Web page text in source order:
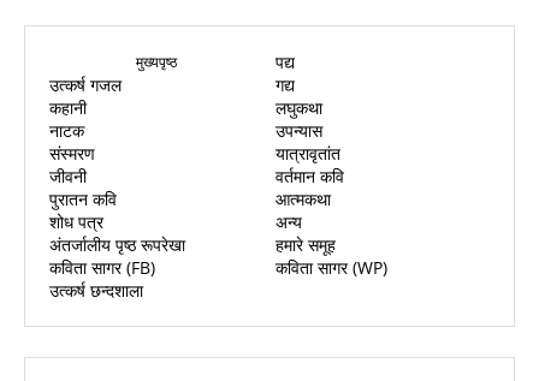
मुख्यपृष्ठ
पद्य
उत्कर्ष गजल
गद्य
कहानी
लघुकथा
नाटक
उपन्यास
संस्मरण
यात्रावृतांत
जीवनी
वर्तमान कवि
पुरातन कवि
आत्मकथा
शोध पत्र
अन्य
अंतर्जालीय पृष्ठ रूपरेखा
हमारे समूह
कविता सागर (FB)
कविता सागर (WP)
उत्कर्ष छन्दशाला